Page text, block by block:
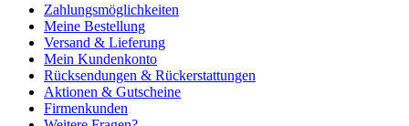
Zahlungsmöglichkeiten
Meine Bestellung
Versand & Lieferung
Mein Kundenkonto
Rücksendungen & Rückerstattungen
Aktionen & Gutscheine
Firmenkunden